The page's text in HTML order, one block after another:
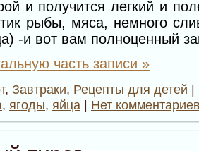
и получится легкий и
рыбы, мяса, немного
-и вот вам полноценный
часть записи »
, Завтраки, Рецепты для детей |
, ягоды, яйца | Нет